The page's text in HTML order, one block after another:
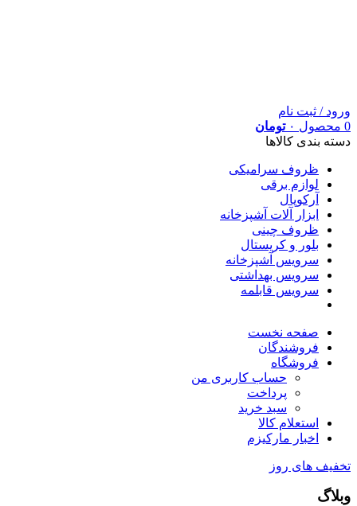
ورود / ثبت نام
0 محصول ۰ تومان
دسته بندی کالاها
ظروف سرامیکی
لوازم برقی
آرکوپال
ابزار آلات آشپزخانه
ظروف چینی
بلور و کریستال
سرویس آشپزخانه
سرویس بهداشتی
سرویس قابلمه
صفحه نخست
فروشندگان
فروشگاه
حساب کاربری من
پرداخت
سبد خرید
استعلام کالا
اخبار مارکیزم
تخفیف های روز
وبلاگ